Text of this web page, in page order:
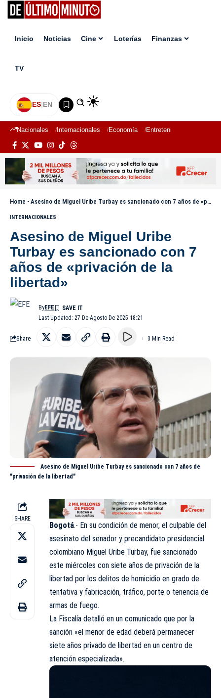
Inicio Noticias Cine Loterías Finanzas
TV
ES|EN
Nacionales Internacionales Economía Entretenimiento
Home - Asesino de Miguel Uribe Turbay es sancionado con 7 años de «privación de la libertad»
INTERNACIONALES
Asesino de Miguel Uribe
Turbay es sancionado con 7
años de «privación de la
libertad»
Last Updated: 27 De Agosto De 2025 18:21
ByEFE
Share 3 Min Read
Asesino de Miguel Uribe Turbay es sancionado con 7 años de
"privación de la libertad"
SHARE
Bogotá.- En su condición de menor, el culpable del
asesinato del senador y precandidato presidencial
colombiano Miguel Uribe Turbay, fue sancionado
este miércoles con siete años de privación de la
libertad por los delitos de homicidio en grado de
tentativa y fabricación, tráfico, porte o tenencia de
armas de fuego.
La Fiscalía detalló en un comunicado que por la
sanción «el menor de edad deberá permanecer
siete años privado de libertad en un centro de
atención especializada».